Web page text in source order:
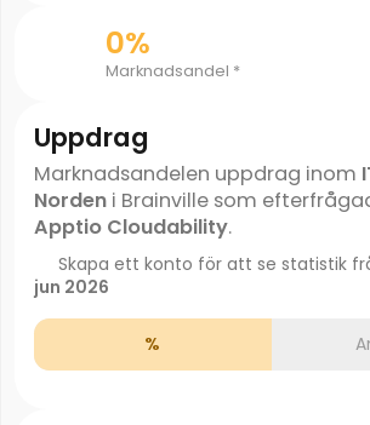
0%
Marknadsandel *
Uppdrag
Marknadsandelen uppdrag inom
Nordeni Brainville som
Apptio Cloudability.
Skapa ett konto för att se statistik
jun 2026
%